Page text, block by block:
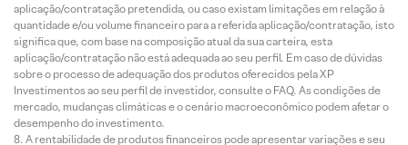
aplicação/contratação pretendida, ou caso existam limitações em relação à
quantidade e/ou volume financeiro para a referida aplicação/contratação, isto
significa que, com base na composição atual da sua carteira, esta
aplicação/contratação não está adequada ao seu perfil. Em caso de dúvidas
sobre o processo de adequação dos produtos oferecidos pela XP
Investimentos ao seu perfil de investidor, consulte o FAQ. As condições de
mercado, mudanças climáticas e o cenário macroeconômico podem afetar o
desempenho do investimento.
A rentabilidade de produtos financeiros pode apresentar variações e seu